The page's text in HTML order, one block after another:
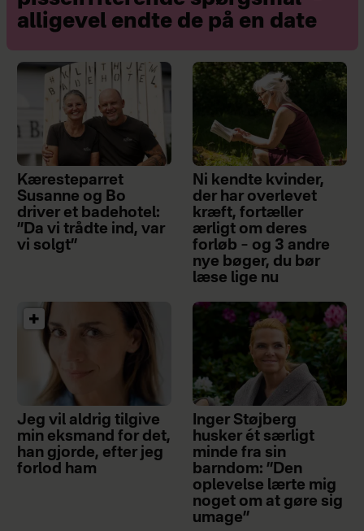
alligevel endte de på en date
Kæresteparret
Susanne og Bo
driver et badehotel:
”Da vi trådte ind, var
vi solgt”
Ni kendte kvinder,
der har overlevet
kræft, fortæller
ærligt om deres
forløb – og 3 andre
nye bøger, du bør
læse lige nu
Jeg vil aldrig tilgive
min eksmand for det,
han gjorde, efter jeg
forlod ham
Inger Støjberg
husker ét særligt
minde fra sin
barndom: ”Den
oplevelse lærte mig
noget om at gøre sig
umage”